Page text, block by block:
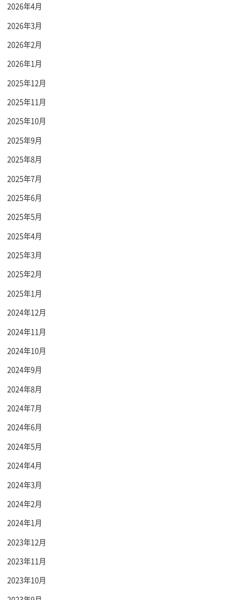
2026年4月
2026年3月
2026年2月
2026年1月
2025年12月
2025年11月
2025年10月
2025年9月
2025年8月
2025年7月
2025年6月
2025年5月
2025年4月
2025年3月
2025年2月
2025年1月
2024年12月
2024年11月
2024年10月
2024年9月
2024年8月
2024年7月
2024年6月
2024年5月
2024年4月
2024年3月
2024年2月
2024年1月
2023年12月
2023年11月
2023年10月